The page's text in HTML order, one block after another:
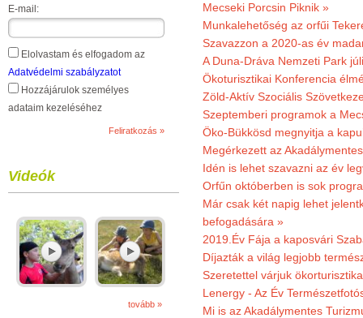
E-mail:
Elolvastam és elfogadom az
Adatvédelmi szabályzatot
Hozzájárulok személyes
adataim kezeléséhez
Videók
tovább »
Mecseki Porcsin Piknik »
Munkalehetőség az orfűi
Szavazzon a 2020-as év
A Duna-Dráva Nemzeti Park
Ökoturisztikai Konferencia
Zöld-Aktív Szociális
Szeptemberi programok a
Öko-Bükkösd megnyitja a
Megérkezett az
Idén is lehet szavazni az év
Orfűn októberben is sok
Már csak két napig lehet
befogadására »
2019.Év Fája a kaposvári
Díjazták a világ legjobb
Szeretettel várjuk
Lenergy - Az Év
Mi is az Akadálymentes